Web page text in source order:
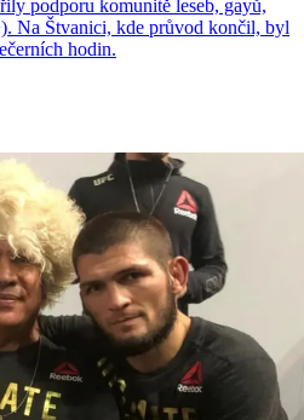
podporu komunitě leseb, gayů,
Na Štvanici, kde průvod končil, byl
hodin.